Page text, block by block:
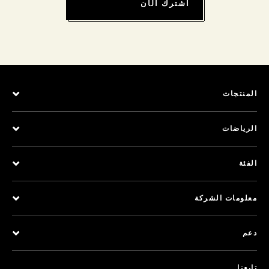
اشترك الآن
المنتجات
الرياضات
الفئة
معلومات الشركة
دعم